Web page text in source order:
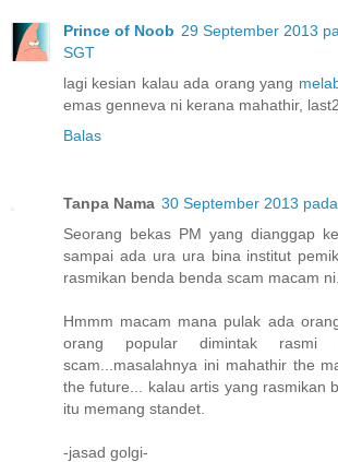
Prince of Noob 29 September 2013
SGT
lagi kesian kalau ada orang yang
emas genneva ni kerana mahathir,
Balas
Tanpa Nama 30 September 2013
Seorang bekas PM yang dianggap
sampai ada ura ura bina institut
rasmikan benda benda scam macam
Hmmm macam mana pulak ada
orang popular dimintak rasmi
scam...masalahnya ini mahathir the
the future... kalau artis yang rasmikan
itu memang standet.
-jasad golgi-